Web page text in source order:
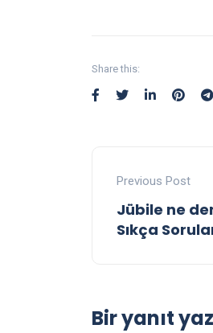
Share this:
Previous Post
Jübile ne
Sıkça
Bir yanıt